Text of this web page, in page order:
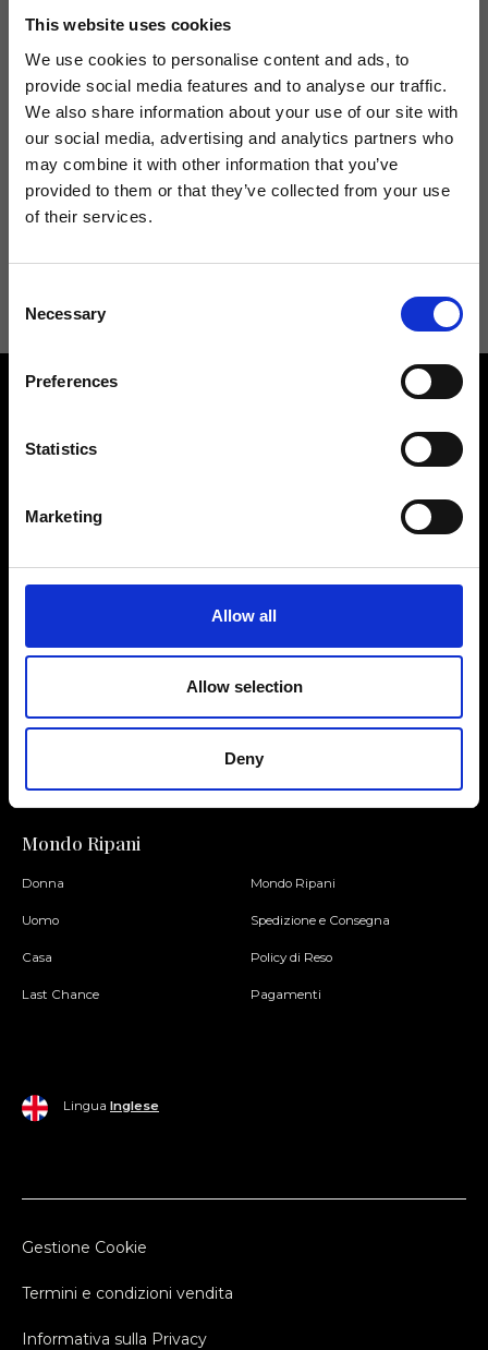
This website uses cookies
We use cookies to personalise content and ads, to
provide social media features and to analyse our traffic.
We also share information about your use of our site with
our social media, advertising and analytics partners who
may combine it with other information that you’ve
provided to them or that they’ve collected from your use
of their services.
Selection
Necessary
Preferences
Statistics
Marketing
Allow all
Allow selection
Deny
Tieniti aggiornato
Cerca un negozio
Trova il tuo negozio Ripani
Seguici
Mondo Ripani
Donna
Uomo
Casa
Last Chance
Mondo Ripani
Spedizione e Consegna
Policy di Reso
Pagamenti
Lingua Inglese
Gestione Cookie
Termini e condizioni vendita
Informativa sulla Privacy